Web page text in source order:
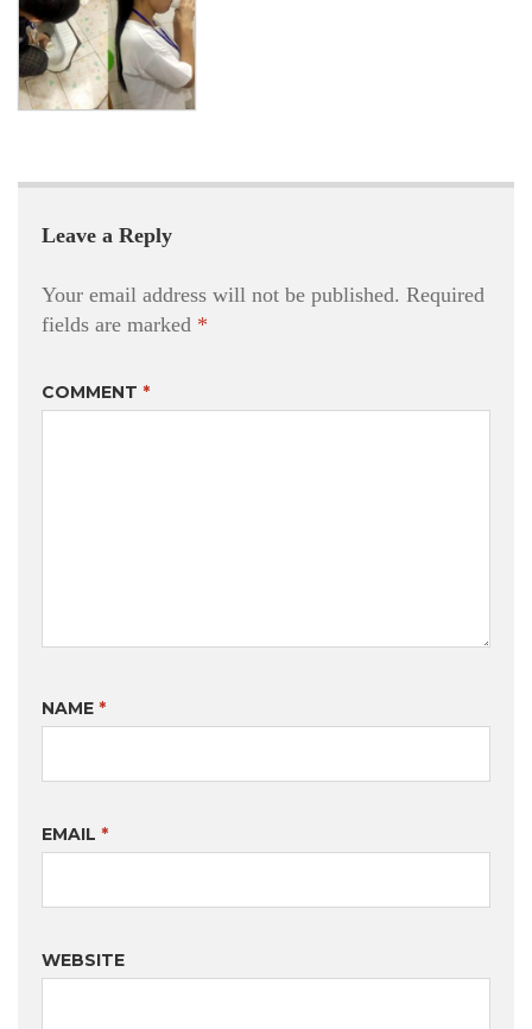
Leave a Reply
Your email address will not be published. Required
fields are marked *
COMMENT *
NAME *
EMAIL *
WEBSITE